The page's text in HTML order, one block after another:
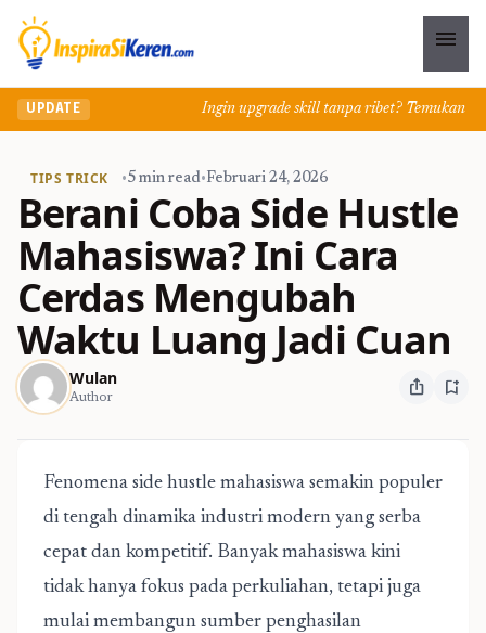
menu
UPDATE Ingin upgrade skill tanpa ribet? Temukan
TIPS TRICK •5 min read•Februari 24, 2026
Berani Coba Side Hustle
Mahasiswa? Ini Cara
Cerdas Mengubah
Waktu Luang Jadi Cuan
Wulan
Author ios_share bookmark_add
Fenomena side hustle mahasiswa semakin populer
di tengah dinamika industri modern yang serba
cepat dan kompetitif. Banyak mahasiswa kini
tidak hanya fokus pada perkuliahan, tetapi juga
mulai membangun sumber penghasilan